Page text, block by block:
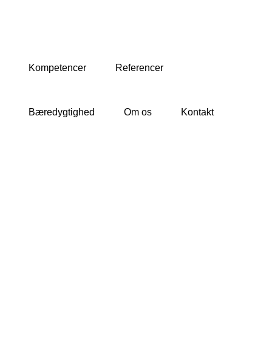
Kompetencer Referencer
Bæredygtighed Om os Kontakt